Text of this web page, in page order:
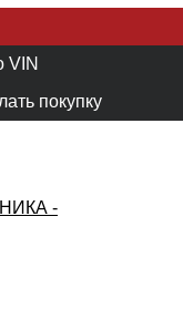
VIN
покупку
-